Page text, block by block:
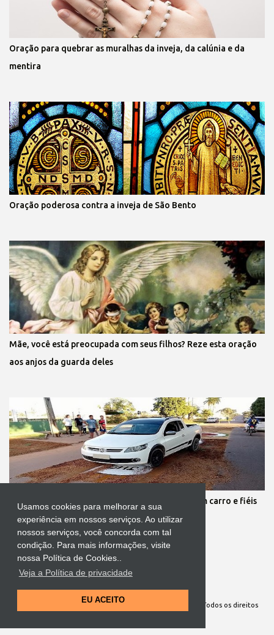
Usamos cookies para melhorar a sua
experiência em nossos serviços. Ao utilizar
nossos serviços, você concorda com tal
condição. Para mais informações, visite
nossa Política de Cookies..
Veja a Política de privacidade
EU ACEITO
Oração para quebrar as muralhas da inveja, da calúnia e da
mentira
Oração poderosa contra a inveja de São Bento
Mãe, você está preocupada com seus filhos? Reze esta oração
aos anjos da guarda deles
Protestante destrói tapete de Corpus Christi com carro e fiéis
se revoltam
Tecnologia do Blogger
Site Oficial da Comunidade Nossa Senhora cuida de mim. Todos os direitos